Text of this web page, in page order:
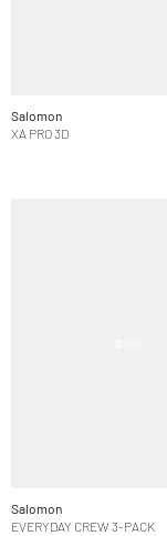
Salomon
XA PRO 3D
Salomon
EVERYDAY CREW 3-PACK